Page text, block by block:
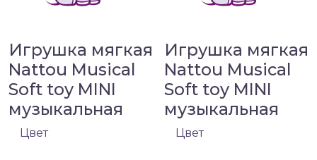
Игрушка мягкая
Nattou Musical
Soft toy MINI
музыкальная
Цвет
Игрушка мягкая
Nattou Musical
Soft toy MINI
музыкальная
Цвет